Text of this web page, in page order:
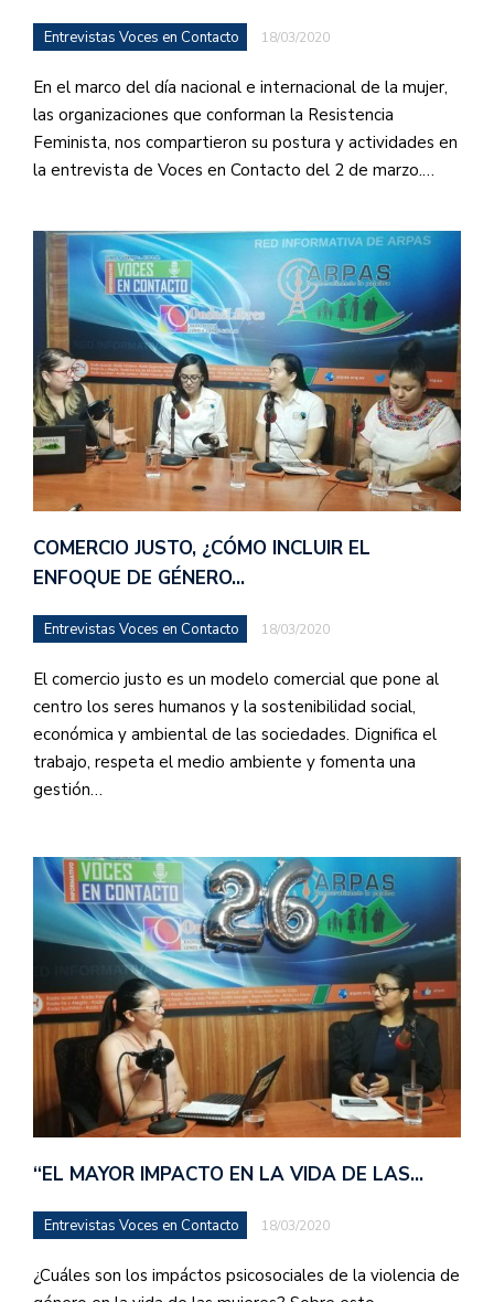
Entrevistas Voces en Contacto 18/03/2020
En el marco del día nacional e internacional de la mujer,
las organizaciones que conforman la Resistencia
Feminista, nos compartieron su postura y actividades en
la entrevista de Voces en Contacto del 2 de marzo.…
COMERCIO JUSTO, ¿CÓMO INCLUIR EL
ENFOQUE DE GÉNERO…
Entrevistas Voces en Contacto 18/03/2020
El comercio justo es un modelo comercial que pone al
centro los seres humanos y la sostenibilidad social,
económica y ambiental de las sociedades. Dignifica el
trabajo, respeta el medio ambiente y fomenta una
gestión…
“EL MAYOR IMPACTO EN LA VIDA DE LAS…
Entrevistas Voces en Contacto 18/03/2020
¿Cuáles son los impáctos psicosociales de la violencia de